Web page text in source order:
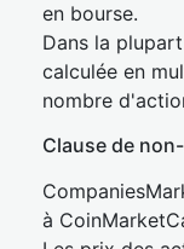
en bourse.
Dans la
calculée en
nombre
Clause de
à